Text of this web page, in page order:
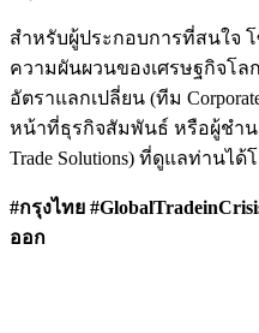
สำหรับผู้ประกอบการที่สนใจ
ความผันผวนของเศรษฐกิจโ
อัตราแลกเปลี่ยน (ทีม
หน้าที่ธุรกิจสัมพันธ์ หรือผู้ชำน
Trade Solutions) ที่ดูแลท่านได้
#กรุงไทย #
ออก